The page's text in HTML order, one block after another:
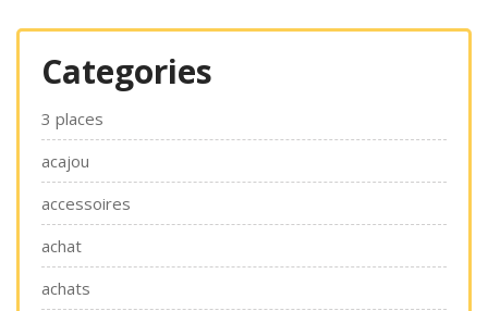
Categories
3 places
acajou
accessoires
achat
achats